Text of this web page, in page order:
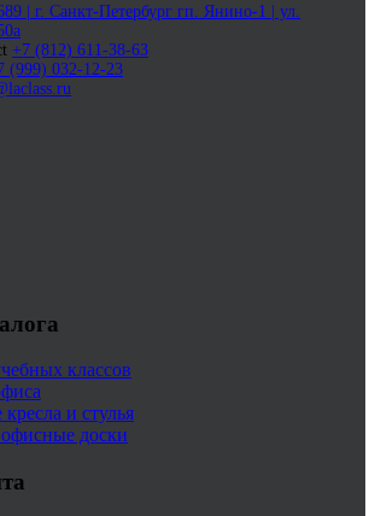
| г. Санкт-Петербург гп. Янино-1 | ул.
+7 (812) 611-38-63
(999) 032-12-23
классов
и стулья
доски